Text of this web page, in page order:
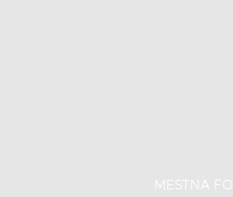
MESTNA